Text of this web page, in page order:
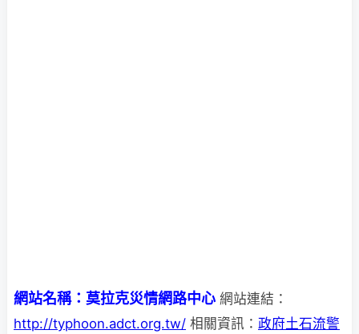
網站名稱：莫拉克災情網路中心 網站連結：
http://typhoon.adct.org.tw/ 相關資訊： 政府土石流警